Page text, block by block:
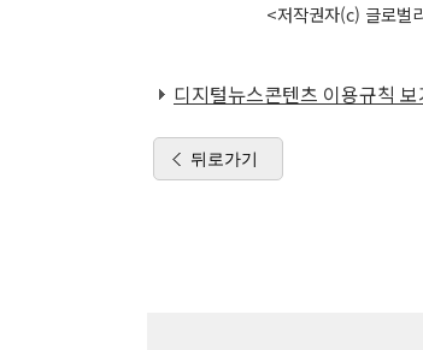
<저작권자(c) 글로벌
디지털뉴스콘텐츠 이용규칙 보
뒤로가기